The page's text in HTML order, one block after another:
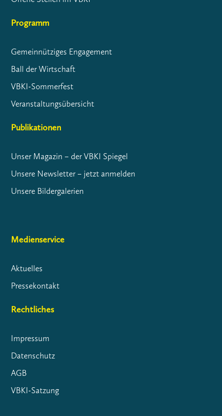
Programm
Gemeinnütziges Engagement
Ball der Wirtschaft
VBKI-Sommerfest
Veranstaltungsübersicht
Publikationen
Unser Magazin – der VBKI Spiegel
Unsere Newsletter – jetzt anmelden
Unsere Bildergalerien
Medienservice
Aktuelles
Pressekontakt
Rechtliches
Impressum
Datenschutz
AGB
VBKI-Satzung